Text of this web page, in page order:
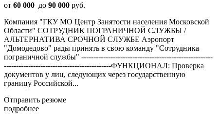
от 60 000 до 90 000 руб.
Компания "ГКУ МО Центр Занятости населения Московской
Области" СОТРУДНИК ПОГРАНИЧНОЙ СЛУЖБЫ /
АЛЬТЕРНАТИВА СРОЧНОЙ СЛУЖБЕ Аэропорт
"Домодедово" рады принять в свою команду "Сотрудника
пограничной службы" ------------------------------------------------------
--------------------------------------------ФУНКЦИОНАЛ: Проверка
документов у лиц, следующих через государственную
границу Российской...
Отправить резюме
подробнее